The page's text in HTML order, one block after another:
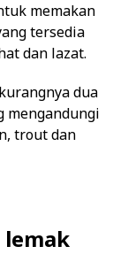
memakan
tersedia
dan lazat.
dua
mengandungi
trout dan